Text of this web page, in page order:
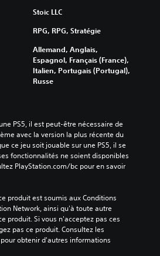
Stoic LLC
RPG, RPG, Stratégie
Allemand, Anglais,
Espagnol, Français (France),
Italien, Portugais (Portugal),
Russe
PS5, il est peut-être nécessaire de
avec la version la plus récente du
ce jeu soit jouable sur une PS5, il se
fonctionnalités ne soient disponibles
PlayStation.com/bc pour en savoir
produit est soumis aux Conditions
Network, ainsi qu'à toute autre
produit. Si vous n'acceptez pas ces
pas ce produit. Consultez les
obtenir d'autres informations